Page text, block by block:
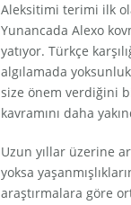
Aleksitimi terimi ilk
Yunancada Alexo
yatıyor. Türkçe
algılamada
size önem verdiğini
kavramını daha
Uzun yıllar üzerine
yoksa
araştırmalara göre